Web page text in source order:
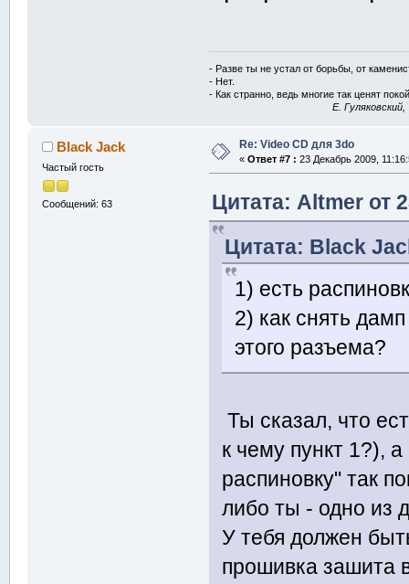
- Разве ты не устал от борьбы, от
- Нет.
- Как странно, ведь многие так ценят
E.
Black Jack
Частый гость
Сообщений: 63
Re: Video CD для 3do
« Ответ #7 : 23 Декабрь 2009,
Цитата: Altmer от
Цитата: Black
1) есть
2) как снять
этого разъема?
Ты сказал, что
к чему пункт 1?),
распиновку" так
либо ты - одно из
У тебя должен
прошивка зашита